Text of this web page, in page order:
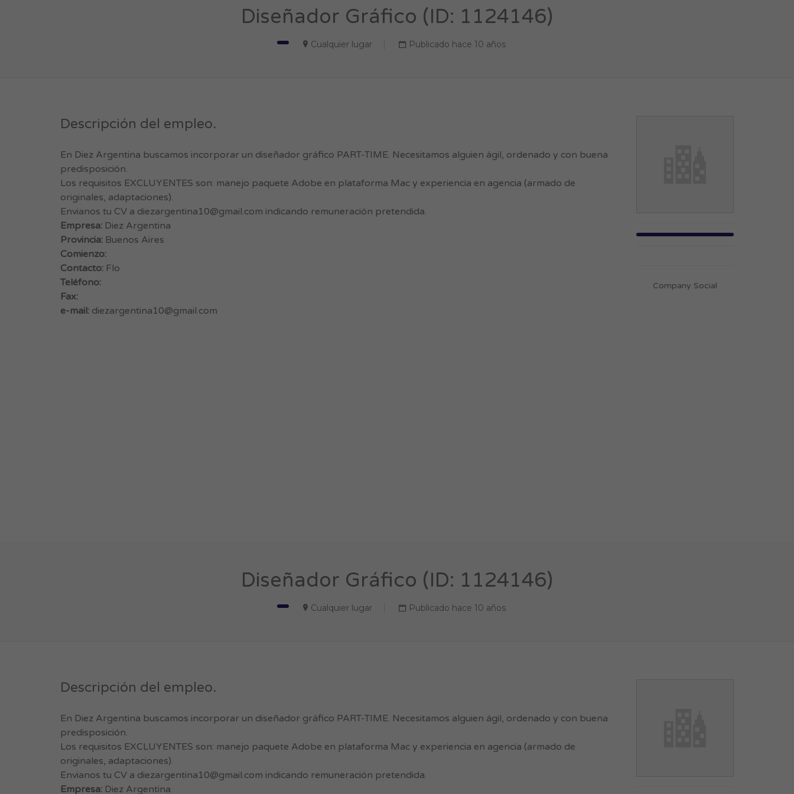
Diseñador Gráfico (ID: 1124146)
Cualquier lugar Publicado hace 10 años
Descripción del empleo.
En Diez Argentina buscamos incorporar un diseñador gráfico PART-TIME. Necesitamos alguien ágil, ordenado y con buena
predisposición.
Los requisitos EXCLUYENTES son: manejo paquete Adobe en plataforma Mac y experiencia en agencia (armado de
originales, adaptaciones).
Envianos tu CV a diezargentina10@gmail.com indicando remuneración pretendida.
Empresa: Diez Argentina
Provincia: Buenos Aires
Comienzo:
Contacto: Flo
Teléfono:
Fax:
e-mail: diezargentina10@gmail.com
Company Social
Diseñador Gráfico (ID: 1124146)
Cualquier lugar Publicado hace 10 años
Descripción del empleo.
En Diez Argentina buscamos incorporar un diseñador gráfico PART-TIME. Necesitamos alguien ágil, ordenado y con buena
predisposición.
Los requisitos EXCLUYENTES son: manejo paquete Adobe en plataforma Mac y experiencia en agencia (armado de
originales, adaptaciones).
Envianos tu CV a diezargentina10@gmail.com indicando remuneración pretendida.
Empresa: Diez Argentina